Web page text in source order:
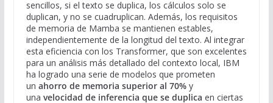
sencillos, si el texto se duplica, los cálculos solo se
duplican, y no se cuadruplican. Además, los requisitos
de memoria de Mamba se mantienen estables,
independientemente de la longitud del texto. Al integrar
esta eficiencia con los Transformer, que son excelentes
para un análisis más detallado del contexto local, IBM
ha logrado una serie de modelos que prometen
un ahorro de memoria superior al 70%y
una velocidad de inferencia que se duplica en ciertas